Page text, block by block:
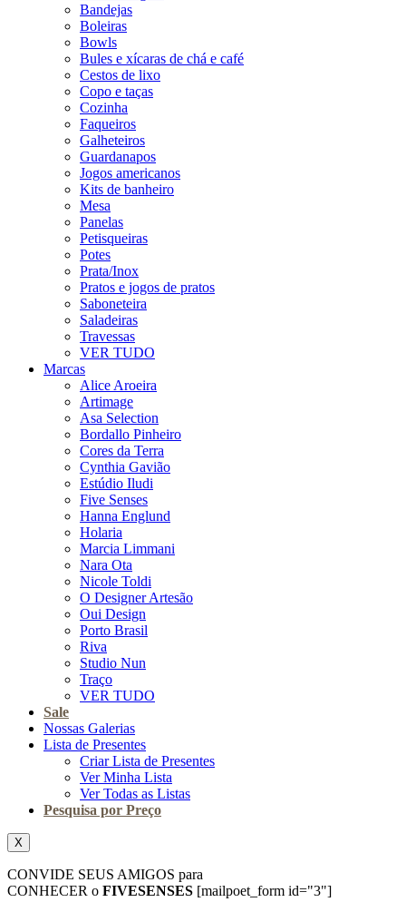
Bandejas
Boleiras
Bowls
Bules e xícaras de chá e café
Cestos de lixo
Copo e taças
Cozinha
Faqueiros
Galheteiros
Guardanapos
Jogos americanos
Kits de banheiro
Mesa
Panelas
Petisqueiras
Potes
Prata/Inox
Pratos e jogos de pratos
Saboneteira
Saladeiras
Travessas
VER TUDO
Marcas
Alice Aroeira
Artimage
Asa Selection
Bordallo Pinheiro
Cores da Terra
Cynthia Gavião
Estúdio Iludi
Five Senses
Hanna Englund
Holaria
Marcia Limmani
Nara Ota
Nicole Toldi
O Designer Artesão
Oui Design
Porto Brasil
Riva
Studio Nun
Traço
VER TUDO
Sale
Nossas Galerias
Lista de Presentes
Criar Lista de Presentes
Ver Minha Lista
Ver Todas as Listas
Pesquisa por Preço
X
CONVIDE SEUS AMIGOS para
CONHECER o FIVESENSES [mailpoet_form id="3"]